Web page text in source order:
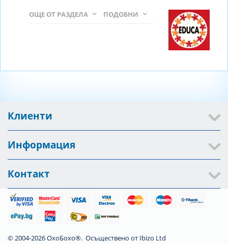
ПОДОБНИ
ОЩЕ ОТ РАЗДЕЛА
Клиенти
Информация
Контакт
© 2004-2026 ОхоБохо®. Осъществено от Ibizo Ltd